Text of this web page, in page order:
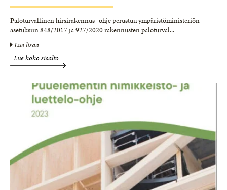
Paloturvallinen hirsirakennus -ohje perustuu ympäristöministeriön
asetuksiin 848/2017 ja 927/2020 rakennusten paloturval...
Lue lisää
Lue koko sisältö